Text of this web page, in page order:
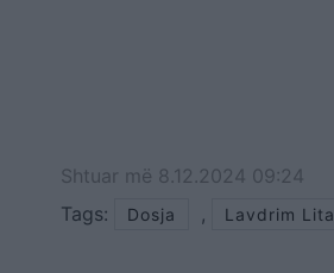
Shtuar më 8.12.2024 09:24
Tags:
Dosja , Lavdrim Lita